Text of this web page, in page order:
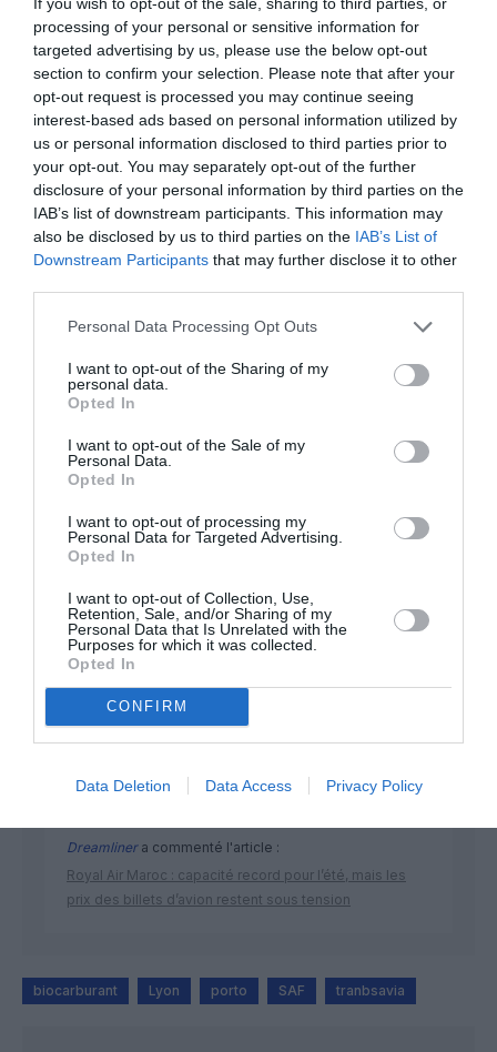
processing of your personal or sensitive information for
targeted advertising by us, please use the below opt-out
section to confirm your selection. Please note that after your
opt-out request is processed you may continue seeing
interest-based ads based on personal information utilized by
us or personal information disclosed to third parties prior to
your opt-out. You may separately opt-out of the further
disclosure of your personal information by third parties on the
IAB’s list of downstream participants. This information may
also be disclosed by us to third parties on the IAB’s List of
Downstream Participants that may further disclose it to other
Personal Data Processing Opt Outs
I want to opt-out of the Sharing of my
personal data.
Opted In
I want to opt-out of the Sale of my
Personal Data.
Opted In
I want to opt-out of processing my
Personal Data for Targeted Advertising.
Opted In
I want to opt-out of Collection, Use,
Retention, Sale, and/or Sharing of my
Personal Data that Is Unrelated with the
Purposes for which it was collected.
Opted In
CONFIRM
Data Deletion Data Access Privacy Policy
Aucun commentaire !
LAISSER UN COMMENTAIRE
FAIRE UN DON
Soutenez Air Journal participez
développement !
NOUS SOUTENIR
DERNIERS COMMENTAIRES
Pas si Coola commenté l'article :
19 h 23 sans escale : le Boeing 777F de National
Dreamlinera commenté l'article :
Royal Air Maroc : capacité record pour l’été, mais les
prix des billets d’avion restent sous tension
biocarburant Lyon porto SAF tranbsavia